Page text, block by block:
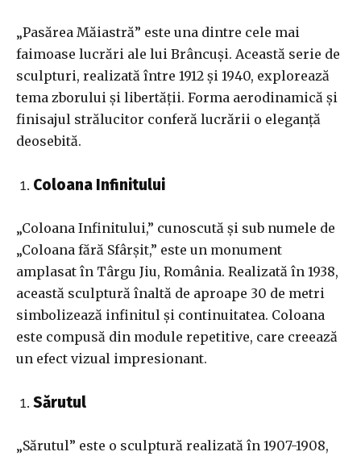
„Pasărea Măiastră” este una dintre cele mai
faimoase lucrări ale lui Brâncuși. Această serie de
sculpturi, realizată între 1912 și 1940, explorează
tema zborului și libertății. Forma aerodinamică și
finisajul strălucitor conferă lucrării o eleganță
deosebită.
Coloana Infinitului
„Coloana Infinitului,” cunoscută și sub numele de
„Coloana fără Sfârșit,” este un monument
amplasat în Târgu Jiu, România. Realizată în 1938,
această sculptură înaltă de aproape 30 de metri
simbolizează infinitul și continuitatea. Coloana
este compusă din module repetitive, care creează
un efect vizual impresionant.
Sărutul
„Sărutul” este o sculptură realizată în 1907-1908,